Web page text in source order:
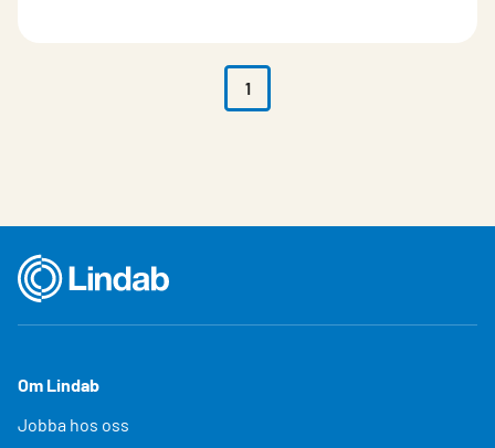
1
Om Lindab
Jobba hos oss